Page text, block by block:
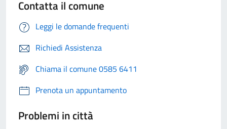
Contatta il comune
Leggi le domande frequenti
Richiedi Assistenza
Chiama il comune 0585 6411
Prenota un appuntamento
Problemi in città